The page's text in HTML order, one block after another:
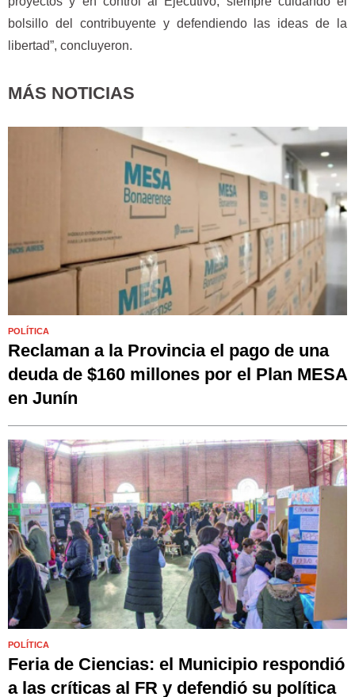
bolsillo del contribuyente y defendiendo las ideas de la
libertad”, concluyeron.
MÁS NOTICIAS
POLÍTICA
Reclaman a la Provincia el pago de una
deuda de $160 millones por el Plan MESA
en Junín
POLÍTICA
Feria de Ciencias: el Municipio respondió
a las críticas al FR y defendió su política